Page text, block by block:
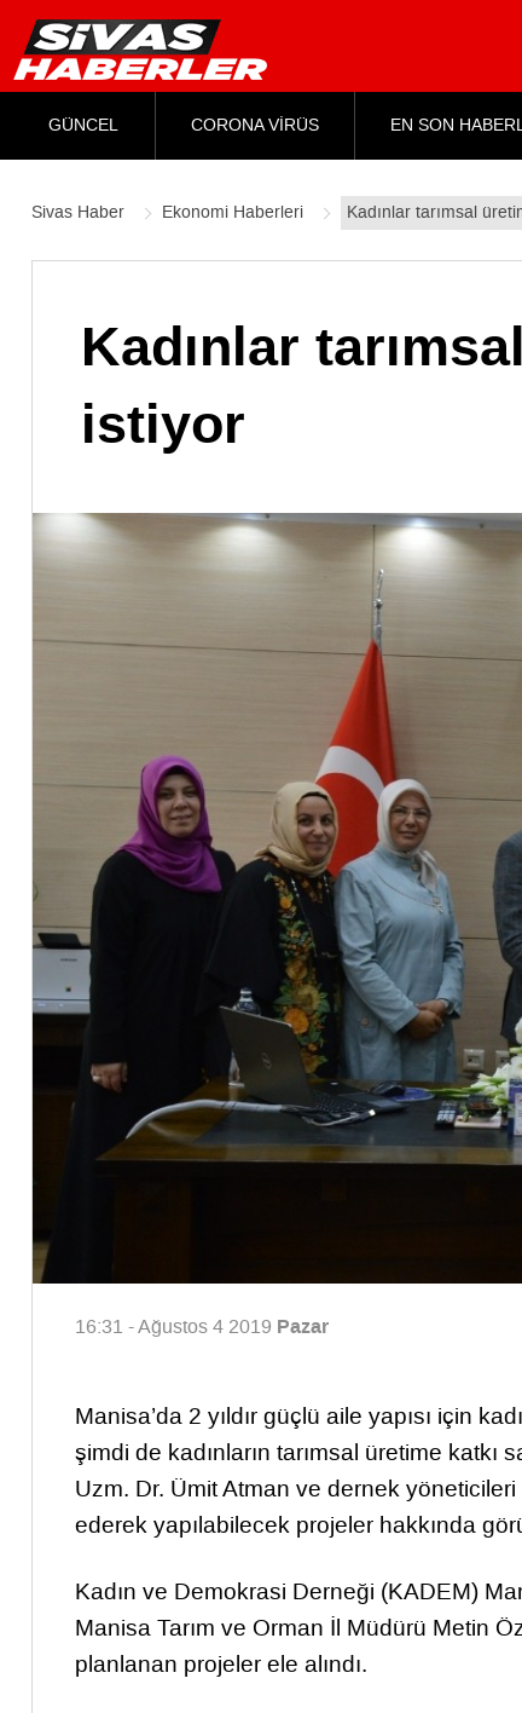
GÜNCEL CORONA VİRÜS EN SON
Sivas Haber Ekonomi Haberleri Kadınlar tarımsal
Kadınlar
istiyor
16:31 - Ağustos 4 2019 Pazar
Manisa’da 2 yıldır güçlü aile yapısı için
şimdi de kadınların tarımsal üretime
Uzm. Dr. Ümit Atman ve dernek
ederek yapılabilecek projeler hakkında
Kadın ve Demokrasi Derneği (KADEM)
Manisa Tarım ve Orman İl Müdürü Metin
planlanan projeler ele alındı.